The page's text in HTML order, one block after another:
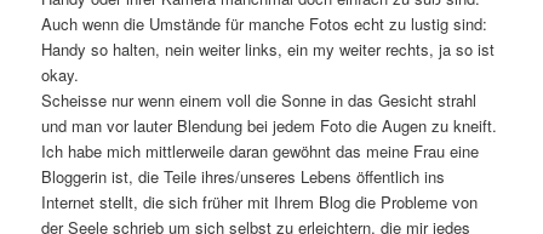
Auch wenn die Umstände für manche Fotos echt zu lustig sind:
Handy so halten, nein weiter links, ein my weiter rechts, ja so ist
okay.
Scheisse nur wenn einem voll die Sonne in das Gesicht strahl
und man vor lauter Blendung bei jedem Foto die Augen zu kneift.
Ich habe mich mittlerweile daran gewöhnt das meine Frau eine
Bloggerin ist, die Teile ihres/unseres Lebens öffentlich ins
Internet stellt, die sich früher mit Ihrem Blog die Probleme von
der Seele schrieb um sich selbst zu erleichtern, die mir jedes